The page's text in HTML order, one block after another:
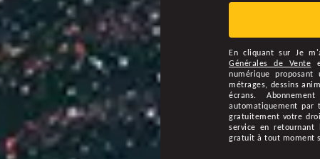
En cliquant surJe
Générales de Vente
numérique
métrages, dessins
écrans.
automatiquement par
gratuitement votre
service en
gratuit à tout moment